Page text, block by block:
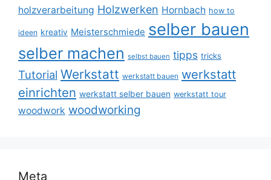
holzverarbeitung Holzwerken Hornbach how to
ideen kreativ Meisterschmiede selber bauen
selber machen selbst bauen tipps tricks
Tutorial Werkstatt werkstatt bauen werkstatt
einrichten werkstatt selber bauen werkstatt tour
woodwork woodworking
Meta